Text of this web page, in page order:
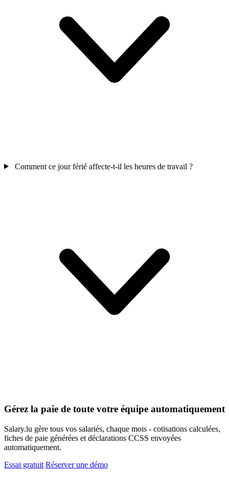
Comment ce jour férié affecte-t-il les heures de travail ?
Gérez la paie de toute votre équipe automatiquement
Salary.lu gère tous vos salariés, chaque mois - cotisations calculées,
fiches de paie générées et déclarations CCSS envoyées
automatiquement.
Essai gratuit Réserver une démo